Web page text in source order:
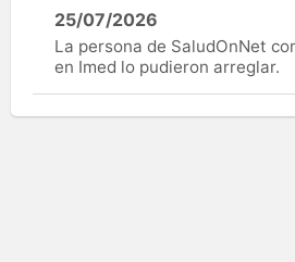
25/07/2026
La persona de SaludOnNet
en Imed lo pudieron arreglar.